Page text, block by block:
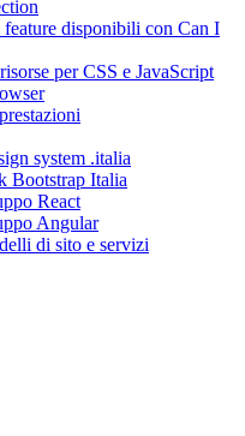
disponibili con Can I
per CSS e JavaScript
system .italia
Bootstrap Italia
React
Angular
di sito e servizi